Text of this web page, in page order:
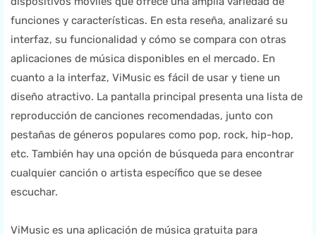
funciones y características. En esta reseña, analizaré su
interfaz, su funcionalidad y cómo se compara con otras
aplicaciones de música disponibles en el mercado. En
cuanto a la interfaz, ViMusic es fácil de usar y tiene un
diseño atractivo. La pantalla principal presenta una lista de
reproducción de canciones recomendadas, junto con
pestañas de géneros populares como pop, rock, hip-hop,
etc. También hay una opción de búsqueda para encontrar
cualquier canción o artista específico que se desee
escuchar.
ViMusic es una aplicación de música gratuita para